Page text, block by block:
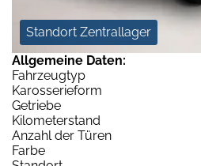
Standort Zentrallager
Allgemeine Daten:
Fahrzeugtyp
Karosserieform
Getriebe
Kilometerstand
Anzahl der Türen
Farbe